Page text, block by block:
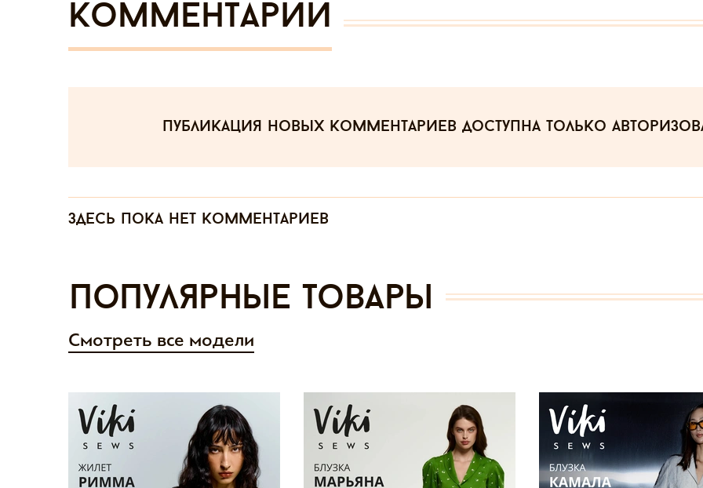
Комментарии
публикация новых комментариев доступна только
Здесь пока нет комментариев
Популярные товары
Смотреть все модели